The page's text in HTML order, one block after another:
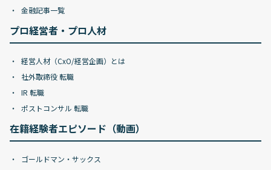
金融記事一覧
プロ経営者・プロ人材
経営人材（CxO/経営企画）とは
社外取締役 転職
IR 転職
ポストコンサル 転職
在籍経験者エピソード（動画）
ゴールドマン・サックス